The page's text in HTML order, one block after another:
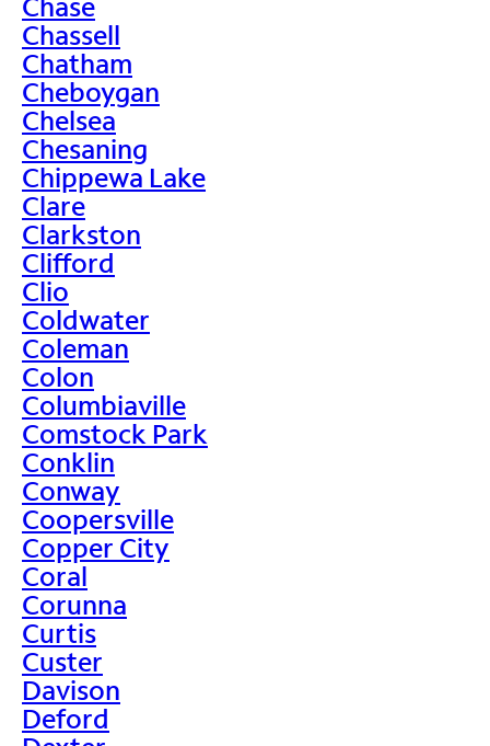
Chassell
Chatham
Cheboygan
Chelsea
Chesaning
Chippewa Lake
Clare
Clarkston
Clifford
Clio
Coldwater
Coleman
Colon
Columbiaville
Comstock Park
Conklin
Conway
Coopersville
Copper City
Coral
Corunna
Curtis
Custer
Davison
Deford